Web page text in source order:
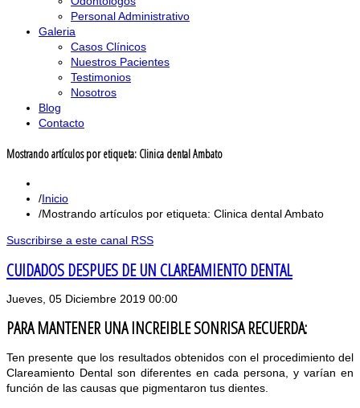
Personal Administrativo
Galeria
Casos Clínicos
Nuestros Pacientes
Testimonios
Nosotros
Blog
Contacto
Mostrando artículos por etiqueta: Clinica dental Ambato
Inicio
Mostrando artículos por etiqueta: Clinica dental Ambato
Suscribirse a este canal RSS
CUIDADOS DESPUES DE UN CLAREAMIENTO DENTAL
Jueves, 05 Diciembre 2019 00:00
PARA MANTENER UNA INCREIBLE SONRISA RECUERDA:
Ten presente que los resultados obtenidos con el procedimiento del
Clareamiento Dental son diferentes en cada persona, y varían en
función de las causas que pigmentaron tus dientes.